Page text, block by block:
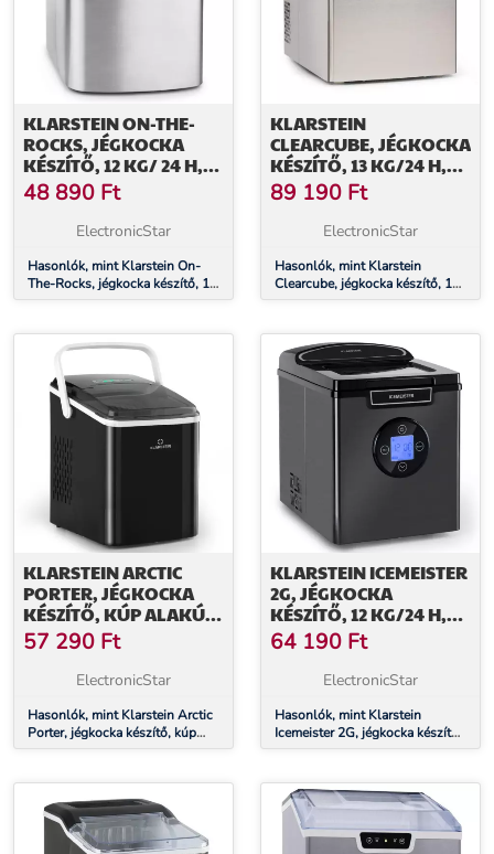
KLARSTEIN ON-THE-
ROCKS, JÉGKOCKA
KÉSZÍTŐ, 12 KG/ 24 H,
2,1 L TARTÁLY,
ROZSDAMENTES ACÉL,
FEKETE
48 890 Ft
ElectronicStar
Hasonlók, mint Klarstein On-
The-Rocks, jégkocka készítő, 12
kg/ 24 h, 2,1 L tartály,
KLARSTEIN
CLEARCUBE, JÉGKOCKA
KÉSZÍTŐ, 13 KG/24 H,
ROZSDAMENTES ACÉL,
FEKETE
89 190 Ft
ElectronicStar
Hasonlók, mint Klarstein
Clearcube, jégkocka készítő, 13
kg/24 h, rozsdamentes acél,
KLARSTEIN ARCTIC
PORTER, JÉGKOCKA
KÉSZÍTŐ, KÚP ALAKÚ
JÉGKOCKÁK, 12 KG/24
ÓRA, ROZSDAMENTES
57 290 Ft
ElectronicStar
Hasonlók, mint Klarstein Arctic
Porter, jégkocka készítő, kúp
alakú jégkockák, 12 kg/24 óra,
KLARSTEIN ICEMEISTER
2G, JÉGKOCKA
KÉSZÍTŐ, 12 KG/24 H,
LCD KIJELZŐ,
ROZSDAMENTES ACÉL
64 190 Ft
ElectronicStar
Hasonlók, mint Klarstein
Icemeister 2G, jégkocka készítő,
12 kg/24 h, LCD kijelző,